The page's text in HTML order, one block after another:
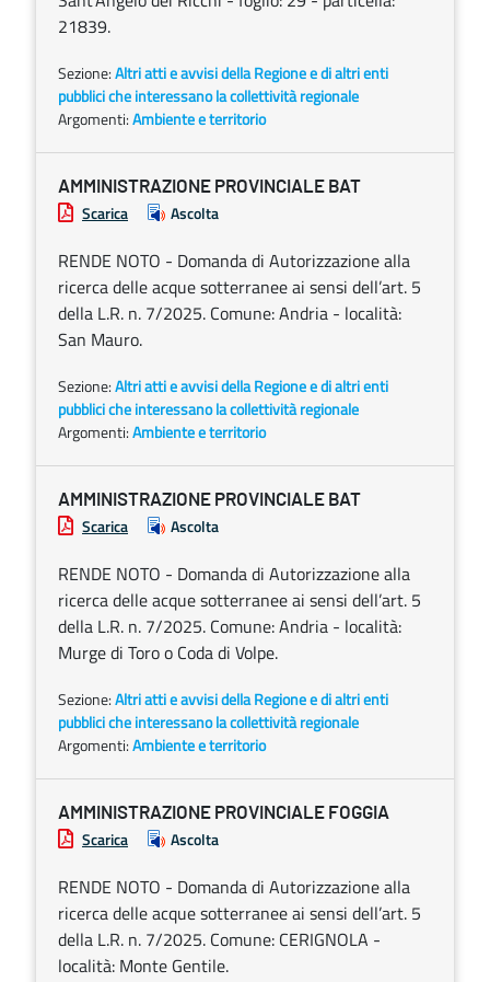
21839.
Sezione:Altri atti e avvisi della Regione e di altri enti
pubblici che interessano la collettività regionale
Argomenti:Ambiente e territorio
AMMINISTRAZIONE PROVINCIALE BAT
Scarica Ascolta
RENDE NOTO - Domanda di Autorizzazione alla
ricerca delle acque sotterranee ai sensi dell’art. 5
della L.R. n. 7/2025. Comune: Andria - località:
San Mauro.
Sezione:Altri atti e avvisi della Regione e di altri enti
pubblici che interessano la collettività regionale
Argomenti:Ambiente e territorio
AMMINISTRAZIONE PROVINCIALE BAT
Scarica Ascolta
RENDE NOTO - Domanda di Autorizzazione alla
ricerca delle acque sotterranee ai sensi dell’art. 5
della L.R. n. 7/2025. Comune: Andria - località:
Murge di Toro o Coda di Volpe.
Sezione:Altri atti e avvisi della Regione e di altri enti
pubblici che interessano la collettività regionale
Argomenti:Ambiente e territorio
AMMINISTRAZIONE PROVINCIALE FOGGIA
Scarica Ascolta
RENDE NOTO - Domanda di Autorizzazione alla
ricerca delle acque sotterranee ai sensi dell’art. 5
della L.R. n. 7/2025. Comune: CERIGNOLA -
località: Monte Gentile.